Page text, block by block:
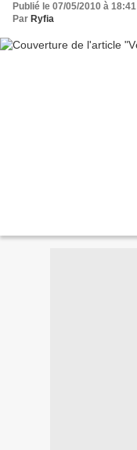
Publié le 07/05/2010 à 18:41
Par Ryfia